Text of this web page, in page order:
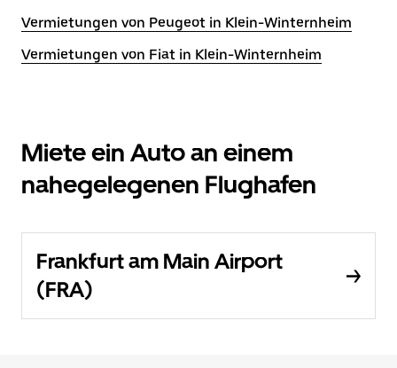
Vermietungen von Peugeot in Klein-Winternheim
Vermietungen von Fiat in Klein-Winternheim
Miete ein Auto an einem
nahegelegenen Flughafen
Frankfurt am Main Airport
(FRA)